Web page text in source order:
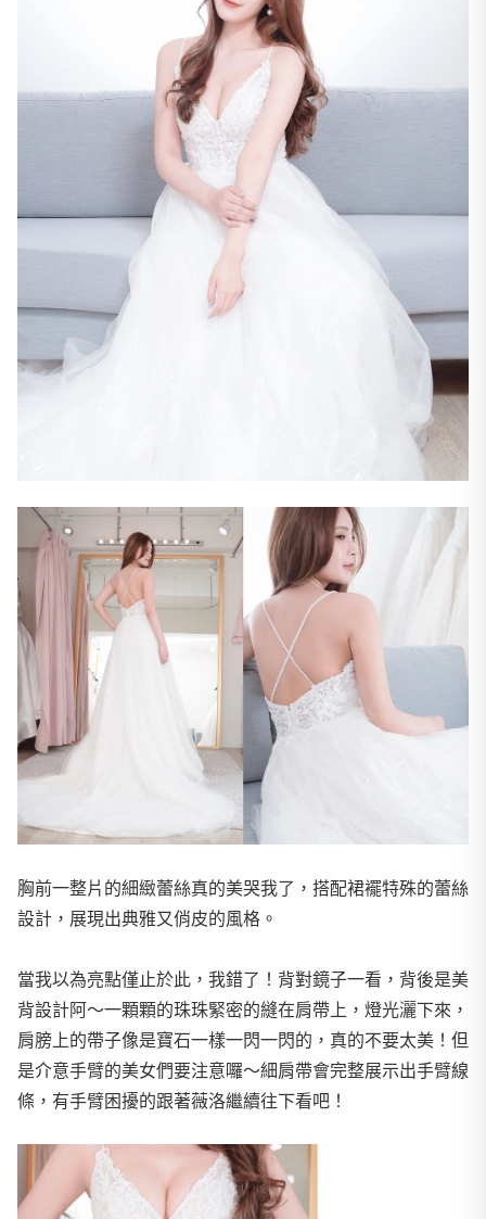
​胸前一整片的細緻蕾絲真的美哭我了，搭配裙襬特殊的蕾絲
設計，展現出典雅又俏皮的風格。
當我以為亮點僅止於此，我錯了！背對鏡子一看，背後是美
背設計阿～一顆顆的珠珠緊密的縫在肩帶上，燈光灑下來，
肩膀上的帶子像是寶石一樣一閃一閃的，真的不要太美！但
是介意手臂的美女們要注意囉～細肩帶會完整展示出手臂線
條，有手臂困擾的跟著薇洛繼續往下看吧！